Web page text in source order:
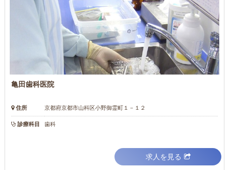
亀田歯科医院
住所 京都府京都市山科区小野御霊町１－１２
診療科目 歯科
求人を見る